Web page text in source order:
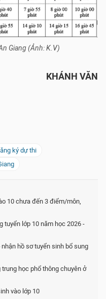
Giang (Ảnh: K.V)
KHÁNH VĂN
ký dự thi
10 chưa đến 3 điểm/môn,
tuyển lớp 10 năm học 2026 -
hồ sơ tuyển sinh bổ sung
học phổ thông chuyên ở
vào lớp 10